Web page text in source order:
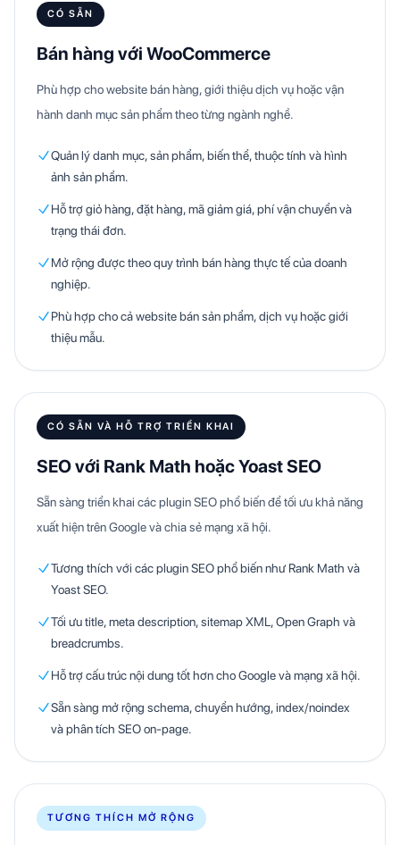
CÓ SẴN
Bán hàng với WooCommerce
Phù hợp cho website bán hàng, giới thiệu dịch vụ hoặc vận
hành danh mục sản phẩm theo từng ngành nghề.
Quản lý danh mục, sản phẩm, biến thể, thuộc tính và hình
ảnh sản phẩm.
Hỗ trợ giỏ hàng, đặt hàng, mã giảm giá, phí vận chuyển và
trạng thái đơn.
Mở rộng được theo quy trình bán hàng thực tế của doanh
nghiệp.
Phù hợp cho cả website bán sản phẩm, dịch vụ hoặc giới
thiệu mẫu.
CÓ SẴN VÀ HỖ TRỢ TRIỂN KHAI
SEO với Rank Math hoặc Yoast SEO
Sẵn sàng triển khai các plugin SEO phổ biến để tối ưu khả năng
xuất hiện trên Google và chia sẻ mạng xã hội.
Tương thích với các plugin SEO phổ biến như Rank Math và
Yoast SEO.
Tối ưu title, meta description, sitemap XML, Open Graph và
breadcrumbs.
Hỗ trợ cấu trúc nội dung tốt hơn cho Google và mạng xã hội.
Sẵn sàng mở rộng schema, chuyển hướng, index/noindex
và phân tích SEO on-page.
TƯƠNG THÍCH MỞ RỘNG